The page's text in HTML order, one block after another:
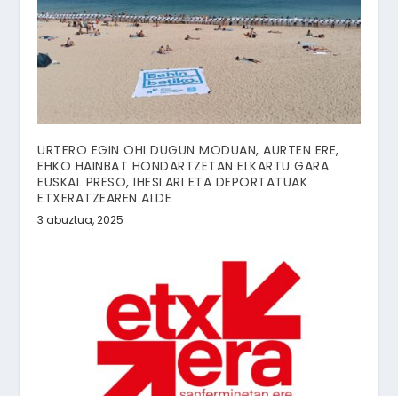
URTERO EGIN OHI DUGUN MODUAN, AURTEN ERE,
EHKO HAINBAT HONDARTZETAN ELKARTU GARA
EUSKAL PRESO, IHESLARI ETA DEPORTATUAK
ETXERATZEAREN ALDE
3 abuztua, 2025